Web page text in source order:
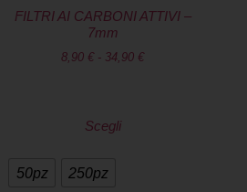
FILTRI AI CARBONI ATTIVI –
7mm
8,90 € - 34,90 €
Scegli
50pz 250pz